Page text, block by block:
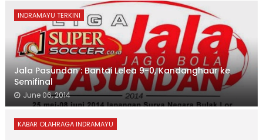
INDRAMAYU TERKINI
Jala Pasundan : Bantai Lelea 9-0, Kandanghaur ke
Semifinal
June 06, 2014
KABAR OLAHRAGA INDRAMAYU